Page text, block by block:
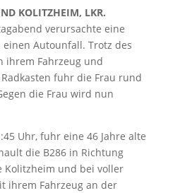
KOLITZHEIM, LKR.
verursachte eine
Autounfall. Trotz des
ihrem Fahrzeug und
fuhr die Frau rund
die Frau wird nun
Uhr, fuhr eine 46 Jahre alte
die B286 in Richtung
Kolitzheim und bei voller
ihrem Fahrzeug an der